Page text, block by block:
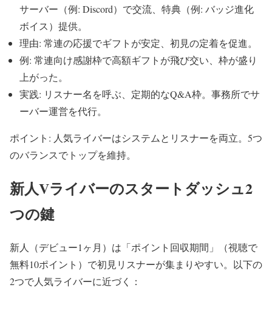
サーバー（例: Discord）で交流、特典（例: バッジ進化
ボイス）提供。
理由: 常連の応援でギフトが安定、初見の定着を促進。
例: 常連向け感謝枠で高額ギフトが飛び交い、枠が盛り
上がった。
実践: リスナー名を呼ぶ、定期的なQ&A枠。事務所でサ
ーバー運営を代行。
ポイント: 人気ライバーはシステムとリスナーを両立。5つ
のバランスでトップを維持。
新人Vライバーのスタートダッシュ2
つの鍵
新人（デビュー1ヶ月）は「ポイント回収期間」（視聴で
無料10ポイント）で初見リスナーが集まりやすい。以下の
2つで人気ライバーに近づく：